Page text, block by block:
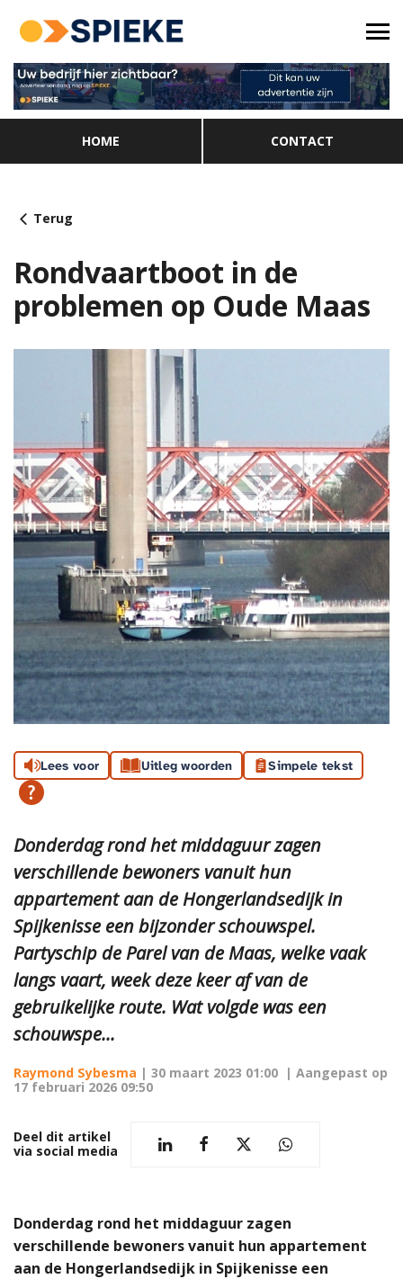
HOME CONTACT
Terug
Rondvaartboot in de
problemen op Oude Maas
Lees voor Uitleg woorden Simpele tekst
Donderdag rond het middaguur zagen
verschillende bewoners vanuit hun
appartement aan de Hongerlandsedijk in
Spijkenisse een bijzonder schouwspel.
Partyschip de Parel van de Maas, welke vaak
langs vaart, week deze keer af van de
gebruikelijke route. Wat volgde was een
schouwspe...
Raymond Sybesma | 30 maart 2023 01:00 | Aangepast op
17 februari 2026 09:50
Deel dit artikel
via social media
Donderdag rond het middaguur zagen
verschillende bewoners vanuit hun appartement
aan de Hongerlandsedijk in Spijkenisse een